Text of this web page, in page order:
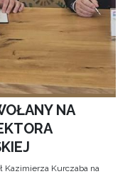
NA
Kazimierza Kurczaba na